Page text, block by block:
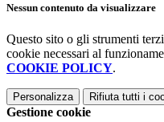
Nessun contenuto da visualizzare
Questo sito o gli strumenti
cookie necessari al
COOKIE POLICY.
Personalizza Rifiuta tutti i
Gestione cookie